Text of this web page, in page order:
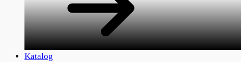
Katalog